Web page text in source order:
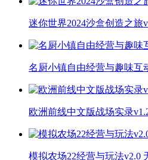
迷你世界2024沙盒创造之旅
名厨小镇自由经营与趣味互
欧洲前线中文版战场实录
模拟农场22经营与玩法v2.0